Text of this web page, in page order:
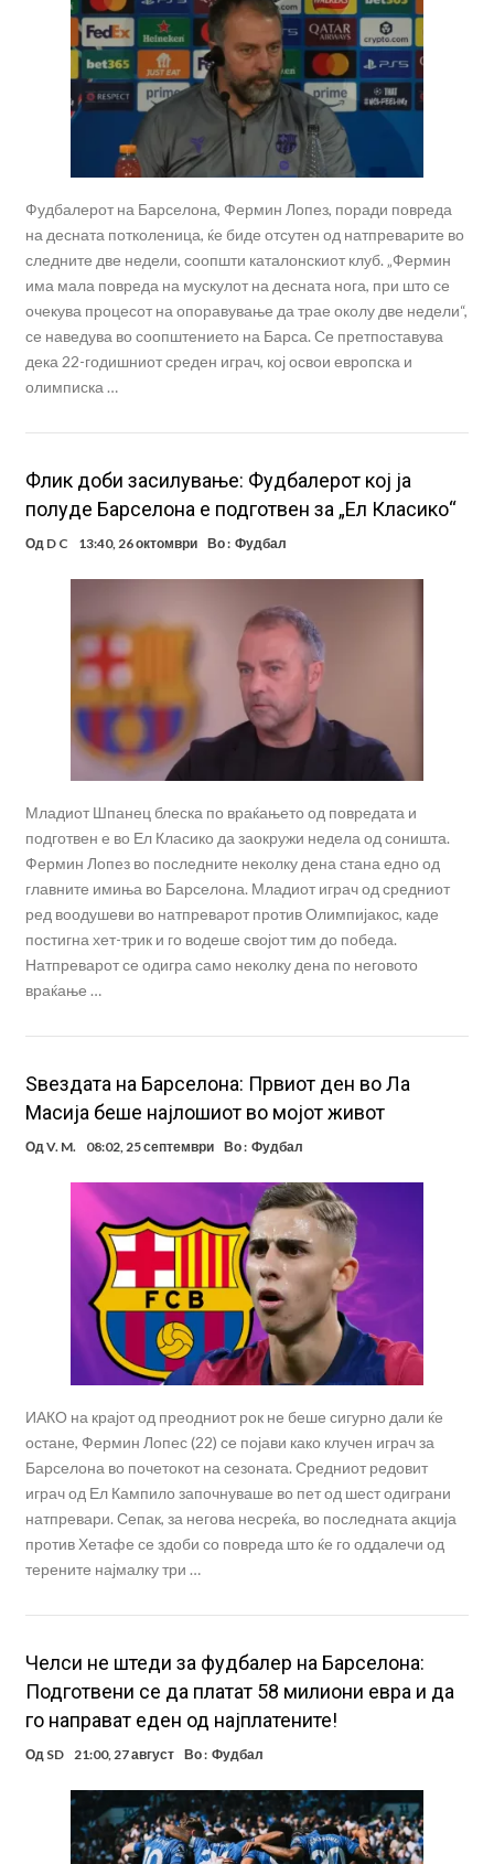
Фудбалерот на Барселона, Фермин Лопез, поради повреда
на десната потколеница, ќе биде отсутен од натпреварите во
следните две недели, соопшти каталонскиот клуб. „Фермин
има мала повреда на мускулот на десната нога, при што се
очекува процесот на опоравување да трае околу две недели“,
се наведува во соопштението на Барса. Се претпоставува
дека 22-годишниот среден играч, кој освои европска и
олимписка …
Флик доби засилување: Фудбалерот кој ја
полуде Барселона е подготвен за „Ел Класико“
Од D C 13:40, 26 октомври Во : Фудбал
Младиот Шпанец блеска по враќањето од повредата и
подготвен е во Ел Класико да заокружи недела од соништа.
Фермин Лопез во последните неколку дена стана едно од
главните имиња во Барселона. Младиот играч од средниот
ред воодушеви во натпреварот против Олимпијакос, каде
постигна хет-трик и го водеше својот тим до победа.
Натпреварот се одигра само неколку дена по неговото
враќање …
Ѕвездата на Барселона: Првиот ден во Ла
Масија беше најлошиот во мојот живот
ОдV. M. 08:02, 25 септември Во : Фудбал
ИАКО на крајот од преодниот рок не беше сигурно дали ќе
остане, Фермин Лопес (22) се појави како клучен играч за
Барселона во почетокот на сезоната. Средниот редовит
играч од Ел Кампило започнуваше во пет од шест одиграни
натпревари. Сепак, за негова несреќа, во последната акција
против Хетафе се здоби со повреда што ќе го оддалечи од
терените најмалку три …
Челси не штеди за фудбалер на Барселона:
Подготвени се да платат 58 милиони евра и да
го направат еден од најплатените!
Од SD 21:00, 27 август Во : Фудбал